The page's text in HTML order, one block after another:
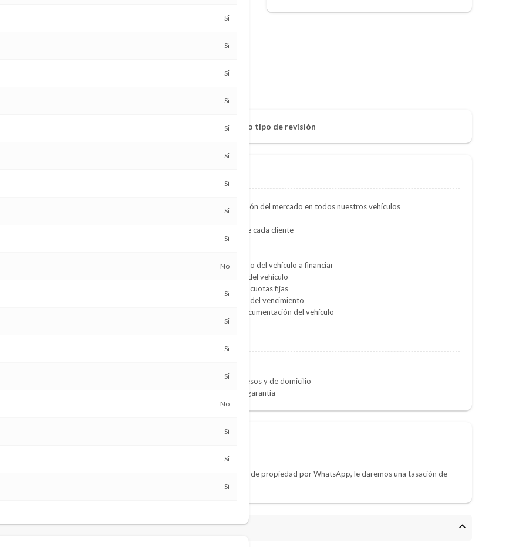
Si
Si
Si
Si
Si
Si
Si
Si
Si
No
Si
Si
Si
Si
No
Si
Si
Si
Vehículo disponible a todo tipo de revisión
Ofrecemos la mejor financiación del mercado en todos nuestros vehículos
Ajustada a las necesidades de cada cliente
Sin condiciones de valor, ni año del vehículo a financiar
Entregando el 50% del valor del vehículo
Slado financiable hasta en 36 cuotas fijas
Posibilidad de cancelar antes del vencimiento
Posibilidad de financiar la Documentación del vehículo
Presentar constancia de ingresos y de domicilio
Presentar a otra persona de garantía
lo compramos al contado. Enviando fotos de su vehículo y libreta de propiedad por WhatsApp, le daremos una tasación de